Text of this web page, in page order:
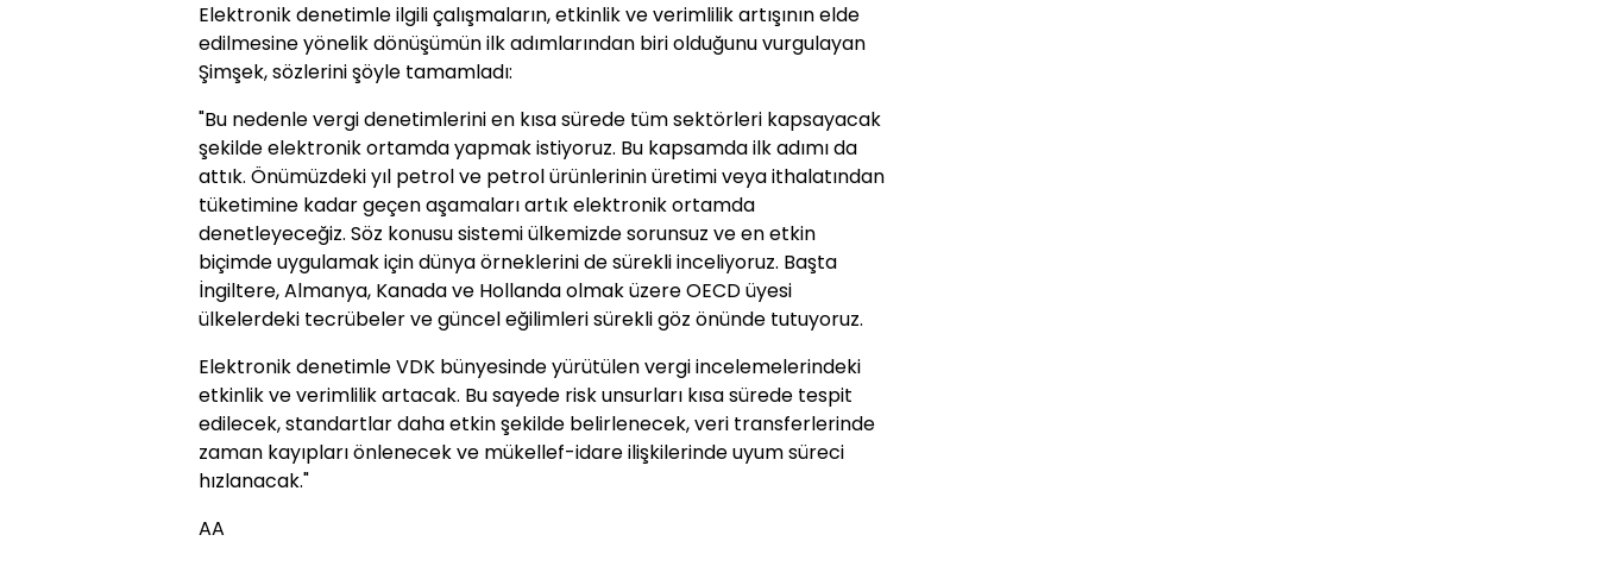
Elektronik denetimle ilgili çalışmaların, etkinlik ve verimlilik artışının elde
edilmesine yönelik dönüşümün ilk adımlarından biri olduğunu vurgulayan
Şimşek, sözlerini şöyle tamamladı:
"Bu nedenle vergi denetimlerini en kısa sürede tüm sektörleri kapsayacak
şekilde elektronik ortamda yapmak istiyoruz. Bu kapsamda ilk adımı da
attık. Önümüzdeki yıl petrol ve petrol ürünlerinin üretimi veya ithalatından
tüketimine kadar geçen aşamaları artık elektronik ortamda
denetleyeceğiz. Söz konusu sistemi ülkemizde sorunsuz ve en etkin
biçimde uygulamak için dünya örneklerini de sürekli inceliyoruz. Başta
İngiltere, Almanya, Kanada ve Hollanda olmak üzere OECD üyesi
ülkelerdeki tecrübeler ve güncel eğilimleri sürekli göz önünde tutuyoruz.
Elektronik denetimle VDK bünyesinde yürütülen vergi incelemelerindeki
etkinlik ve verimlilik artacak. Bu sayede risk unsurları kısa sürede tespit
edilecek, standartlar daha etkin şekilde belirlenecek, veri transferlerinde
zaman kayıpları önlenecek ve mükellef-idare ilişkilerinde uyum süreci
hızlanacak."
AA